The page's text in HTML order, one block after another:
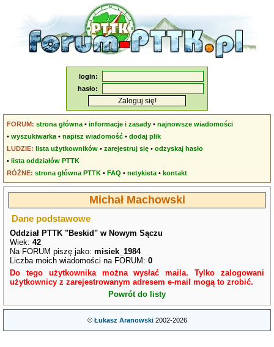
login:
hasło:
FORUM: strona główna •informacje i zasady •najnowsze wiadomości
•wyszukiwarka •napisz wiadomość •dodaj plik
LUDZIE: lista użytkowników •zarejestruj się •odzyskaj hasło
•lista oddziałów PTTK
RÓŻNE: strona główna PTTK •FAQ •netykieta •kontakt
Michał Machowski
Dane podstawowe
Oddział PTTK "Beskid" w Nowym Sączu
Wiek:42
Na FORUM piszę jako:misiek_1984
Liczba moich wiadomości na FORUM:0
Do tego użytkownika można wysłać maila. Tylko zalogowani
użytkownicy z zarejestrowanym adresem e-mail mogą to zrobić.
Powrót do listy
© Łukasz Aranowski2002-2026